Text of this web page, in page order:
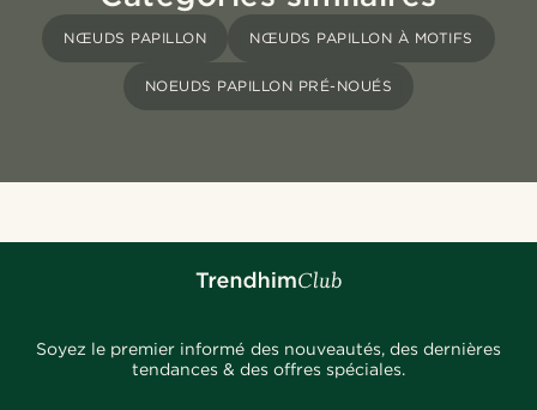
NŒUDS PAPILLON NŒUDS PAPILLON À MOTIFS
NOEUDS PAPILLON PRÉ-NOUÉS
Soyez le premier informé des nouveautés, des dernières
tendances & des offres spéciales.